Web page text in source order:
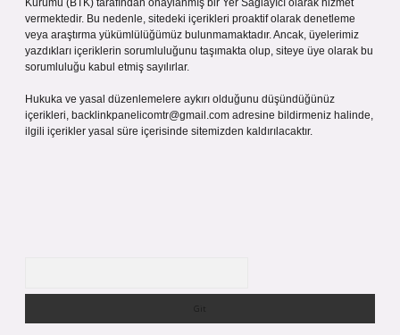
Kurumu (BTK) tarafından onaylanmış bir Yer Sağlayıcı olarak hizmet
vermektedir. Bu nedenle, sitedeki içerikleri proaktif olarak denetleme
veya araştırma yükümlülüğümüz bulunmamaktadır. Ancak, üyelerimiz
yazdıkları içeriklerin sorumluluğunu taşımakta olup, siteye üye olarak bu
sorumluluğu kabul etmiş sayılırlar.
Hukuka ve yasal düzenlemelere aykırı olduğunu düşündüğünüz
içerikleri, backlinkpanelicomtr@gmail.com adresine bildirmeniz halinde,
ilgili içerikler yasal süre içerisinde sitemizden kaldırılacaktır.